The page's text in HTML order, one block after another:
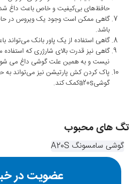
حافظ‌های بی‌کیفیت و خاص باعث داغ
گاهی ممکن است وجود یک ویروس در
باشد.
گاهی استفاده از یک پاور بانک
گاهی نیز قدرت بالای شارژری که
نیست و به همین علت گوشی داغ می
پاک کردن کش پارتیشن نیز می‌تواند
گوشیa20sکمک کند.
تگ های محبوب
گوشی سامسونگ A20S
عضویت در